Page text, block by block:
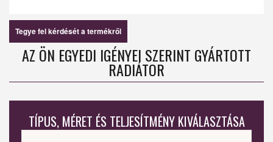
Tegye fel kérdését a termékről
AZ ÖN EGYEDI IGÉNYEI SZERINT GYÁRTOTT
RADIÁTOR
TÍPUS, MÉRET ÉS TELJESÍTMÉNY KIVÁLASZTÁSA